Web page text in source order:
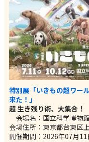
特別展「いきもの超ワ
来た！」
超 生き残り術、大集合！
会場名：国立科学博物
会場住所：東京都台東区
開催期間：2026年07月